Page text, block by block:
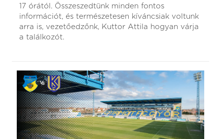
17 órától. Összeszedtünk minden fontos
információt, és természetesen kíváncsiak voltunk
arra is, vezetőedzőnk, Kuttor Attila hogyan várja
a találkozót.